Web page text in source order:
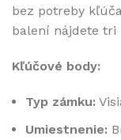
bez potreby
balení nájdete tri
Kľúčové body:
Typ zámku:
Umiestnenie: